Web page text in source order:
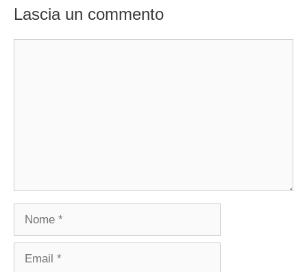
Lascia un commento
Nome
Email